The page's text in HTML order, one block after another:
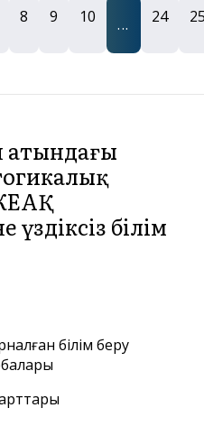
8 9 10 ... 24
атындағы
білім
білім беру